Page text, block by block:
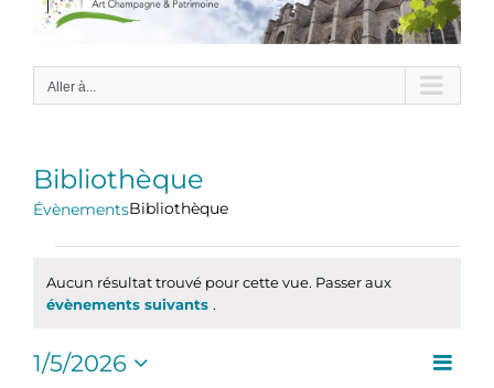
Aller à...
Bibliothèque
ÉvènementsBibliothèque
Notice
Aucun résultat trouvé pour cette vue. Passer aux
évènements suivants .
Mois
1/5/2026